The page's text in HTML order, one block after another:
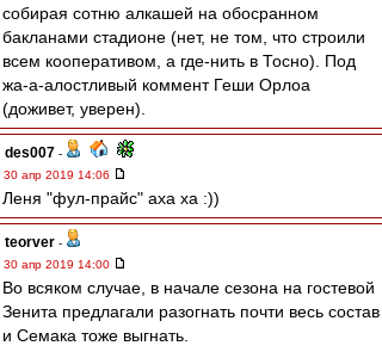
собирая сотню алкашей на обосранном
бакланами стадионе (нет, не том, что строили
всем кооперативом, а где-нить в Тосно). Под
жа-а-алостливый коммент Геши Орлоа
(доживет, уверен).
des007 -
30 апр 2019 14:06
Леня "фул-прайс" аха ха :))
teorver -
30 апр 2019 14:00
Во всяком случае, в начале сезона на гостевой
Зенита предлагали разогнать почти весь состав
и Семака тоже выгнать.